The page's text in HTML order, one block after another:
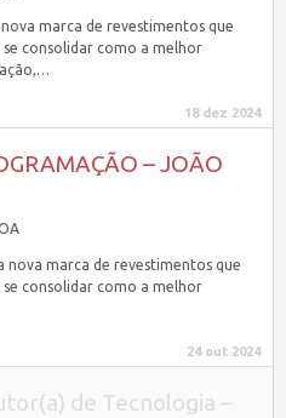
marca de revestimentos que
consolidar como a melhor
18 dez 2024
– JOÃO
nova marca de revestimentos que
consolidar como a melhor
24 out 2024
de Tecnologia –